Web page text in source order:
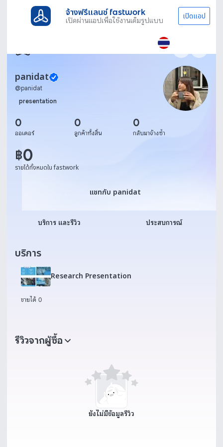
จ้างฟรีแลนซ์ fastwork
เปิดผ่านแอปเพื่อใช้งานเต็มรูปแบบ เปิดแอป
panidat
@panidat
presentation
0
ออเดอร์
0
ลูกค้าทั้งสิ้น
0
กลับมาจ้างซ้ำ
฿0
รายได้ทั้งหมดใน fastwork
แชทกับ panidat
แชทกับ panidat
บริการ และรีวิว ประสบการณ์
บริการ
Research Presentation
ขายได้ 0
รีวิวจากผู้ซื้อ
ยังไม่มีข้อมูลรีวิว